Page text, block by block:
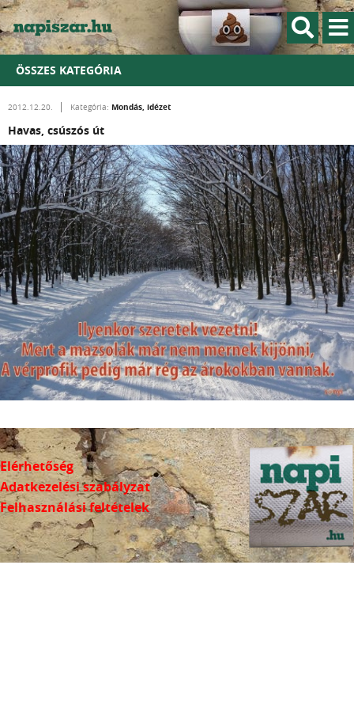
ÖSSZES KATEGÓRIA
2012.12.20. Kategória: Mondás, idézet
Havas, csúszós út
Elérhetőség
Adatkezelési szabályzat
Felhasználási feltételek